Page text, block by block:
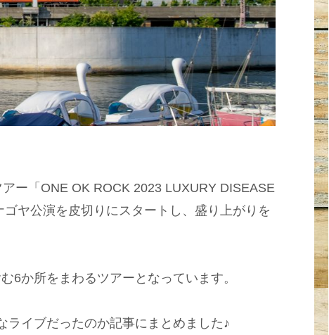
ー「ONE OK ROCK 2023 LUXURY DISEASE
ヤ公演を皮切りにスタートし、盛り上がりを
6か所をまわるツアーとなっています。
ライブだったのか記事にまとめました♪